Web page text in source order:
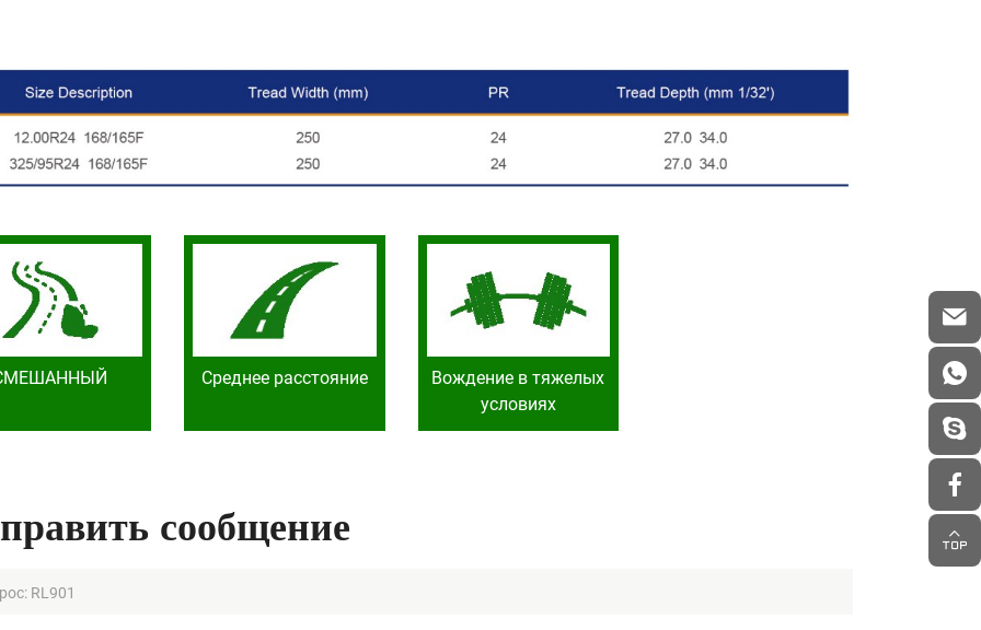
Среднее расстояние
Вождение в тяжелых
условиях
сообщение